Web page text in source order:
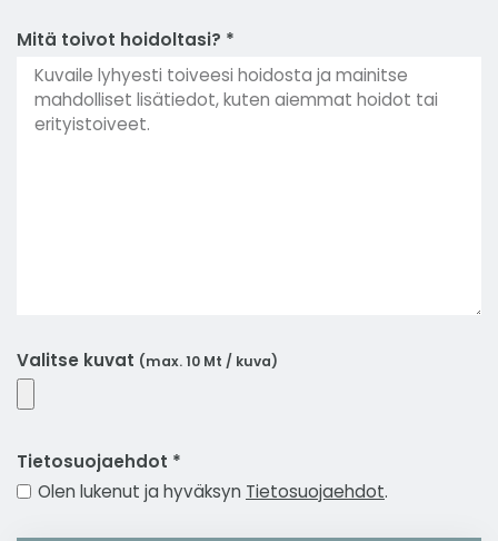
Mitä toivot hoidoltasi? *
Valitse kuvat (max. 10 Mt / kuva)
Tietosuojaehdot *
Olen lukenut ja hyväksyn Tietosuojaehdot.